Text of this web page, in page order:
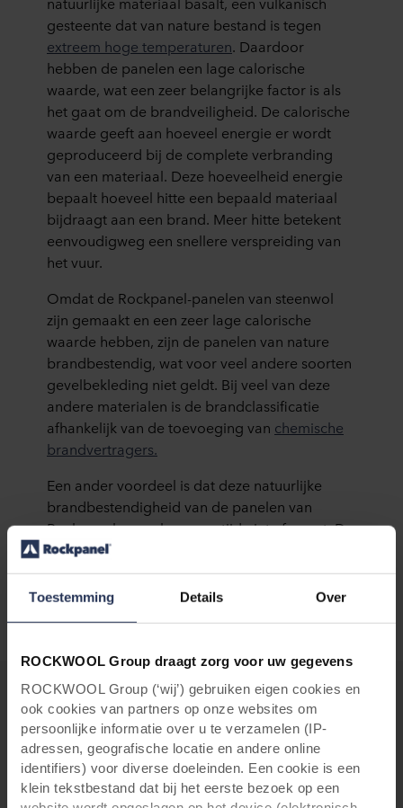
Toestemming Details Over
ROCKWOOL Group draagt zorg voor uw gegevens
ROCKWOOL Group (‘wij’) gebruiken eigen cookies en
ook cookies van partners op onze websites om
persoonlijke informatie over u te verzamelen (IP-
adressen, geografische locatie en andere online
identifiers) voor diverse doeleinden. Een cookie is een
klein tekstbestand dat bij het eerste bezoek op een
gesteente dat van nature bestand is tegen
extreem hoge temperaturen. Daardoor
hebben de panelen een lage calorische
waarde, wat een zeer belangrijke factor is als
het gaat om de brandveiligheid. De calorische
waarde geeft aan hoeveel energie er wordt
geproduceerd bij de complete verbranding
van een materiaal. Deze hoeveelheid energie
bepaalt hoeveel hitte een bepaald materiaal
bijdraagt aan een brand. Meer hitte betekent
eenvoudigweg een snellere verspreiding van
het vuur.
Omdat de Rockpanel-panelen van steenwol
zijn gemaakt en een zeer lage calorische
waarde hebben, zijn de panelen van nature
brandbestendig, wat voor veel andere soorten
gevelbekleding niet geldt. Bij veel van deze
andere materialen is de brandclassificatie
afhankelijk van de toevoeging van chemische
brandvertragers.
Een ander voordeel is dat deze natuurlijke
brandbestendigheid van de panelen van
Rockpanel na verloop van tijd niet afneemt. De
brandbestendigheid is voor altijd, wat de
materialen nog toekomstbestendiger en
duurzamer maakt.
Veiligheid staat voorop. Geen compromissen.
Rockpanel A2 platen (Euroklasse - A2-s1, d0) -
Gevelbekleding
Benieuwd naar meer over brandveiligheid?